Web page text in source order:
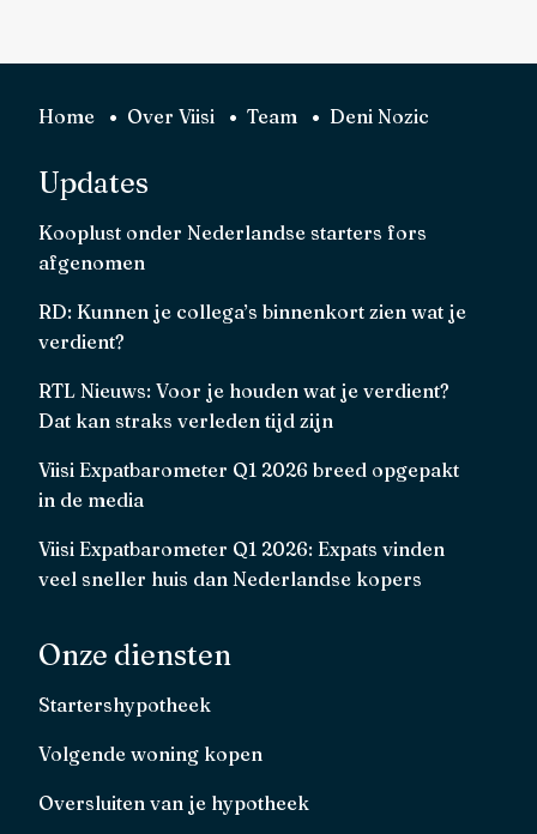
Home Over Viisi Team Deni Nozic
Updates
Kooplust onder Nederlandse starters fors
afgenomen
RD: Kunnen je collega’s binnenkort zien wat je
verdient?
RTL Nieuws: Voor je houden wat je verdient?
Dat kan straks verleden tijd zijn
Viisi Expatbarometer Q1 2026 breed opgepakt
in de media
Viisi Expatbarometer Q1 2026: Expats vinden
veel sneller huis dan Nederlandse kopers
Onze diensten
Startershypotheek
Volgende woning kopen
Oversluiten van je hypotheek